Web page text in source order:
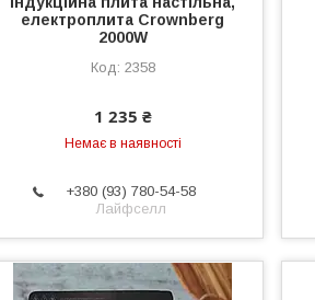
електроплита Crownberg
2000W
2358
1 235 ₴
Немає в наявності
+380 (93) 780-54-58
Лайфселл